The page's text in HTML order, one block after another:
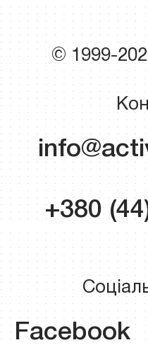
© 1999-
+380
Facebook